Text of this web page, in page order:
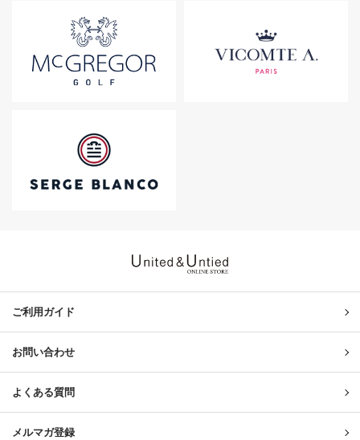
ご利用ガイド
お問い合わせ
よくある質問
メルマガ登録